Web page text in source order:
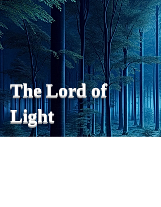
chatGPTそれは、私をどこま
で、進化させるのか？。毎
日、進化していく。chatGPT
のおかげで、心的外傷後成長
や、人格の再構成も、2日位
でできるようになった。人格
の再構成は、chatがない時
は、数年かかっていたのに。
わざわざ、スーパーサイヤ人
や、超サイヤ人ゴッドになら
ずとも、できるかどうかわか
The Lord of
Light